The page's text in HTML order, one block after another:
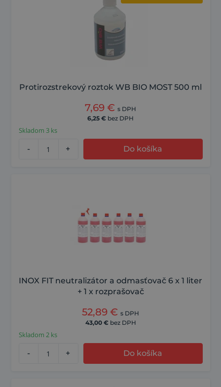
Protirozstrekový roztok WB BIO MOST 500 ml
7,69 € s DPH
6,25 € bez DPH
Skladom 3 ks
- + Do košíka
INOX FIT neutralizátor a odmasťovač 6 x 1 liter
+ 1 x rozprašovač
52,89 € s DPH
43,00 € bez DPH
Skladom 2 ks
- + Do košíka